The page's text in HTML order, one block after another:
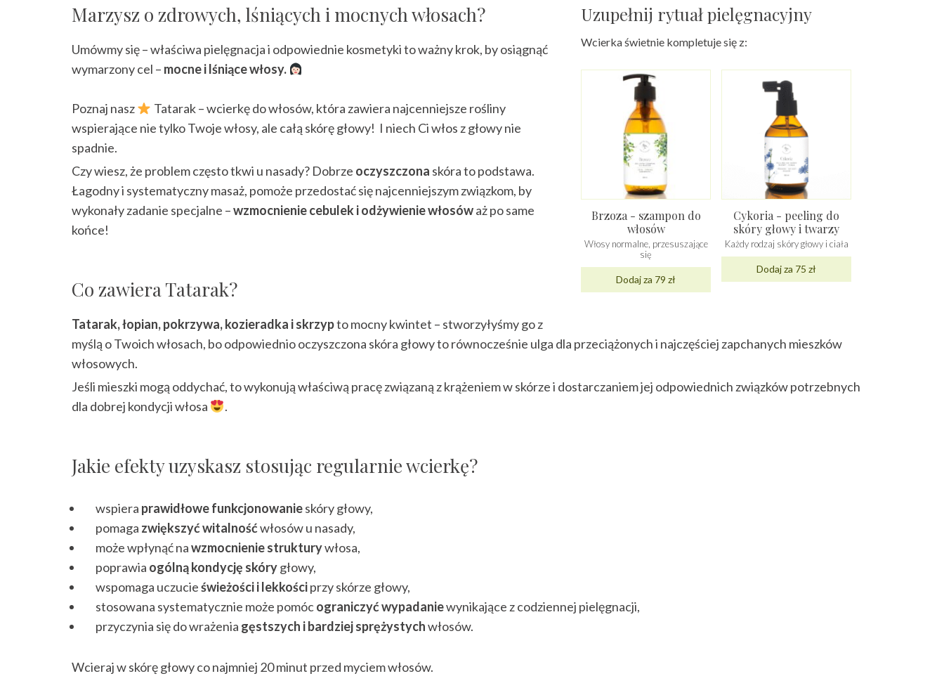
Uzupełnij rytuał pielęgnacyjny
Wcierka świetnie kompletuje się z:
Brzoza - szampon do
włosów
Włosy normalne, przesuszające
się
Dodaj za 79 zł
Cykoria - peeling do
skóry głowy i twarzy
Każdy rodzaj skóry głowy i ciała
Dodaj za 75 zł
Marzysz o zdrowych, lśniących i mocnych włosach?
Umówmy się – właściwa pielęgnacja i odpowiednie kosmetyki to ważny krok, by osiągnąć
wymarzony cel – mocne i lśniące włosy.
Poznaj nasz
Tatarak – wcierkę do włosów, która zawiera najcenniejsze rośliny
wspierające nie tylko Twoje włosy, ale całą skórę głowy! I niech Ci włos z głowy nie
spadnie.
Czy wiesz, że problem często tkwi u nasady? Dobrze oczyszczona skóra to podstawa.
Łagodny i systematyczny masaż, pomoże przedostać się najcenniejszym związkom, by
wykonały zadanie specjalne –wzmocnienie cebulek i odżywienie włosóważ po same
końce!
Co zawiera Tatarak?
Tatarak, łopian, pokrzywa, kozieradka i skrzypto mocny kwintet – stworzyłyśmy go z
myślą o Twoich włosach, bo odpowiednio oczyszczona skóra głowy to równocześnie ulga dla przeciążonych i najczęściej zapchanych mieszków
włosowych.
Jeśli mieszki mogą oddychać, to wykonują właściwą pracę związaną z krążeniem w skórze i dostarczaniem jej odpowiednich związków potrzebnych
dla dobrej kondycji włosa
.
Jakie efekty uzyskasz stosując regularnie wcierkę?
wspiera prawidłowe funkcjonowanieskóry głowy,
pomaga zwiększyć witalnośćwłosów u nasady,
może wpłynąć nawzmocnienie strukturywłosa,
poprawia ogólną kondycję skórygłowy,
wspomaga uczucieświeżości i lekkościprzy skórze głowy,
stosowana systematycznie może pomócograniczyć wypadaniewynikające z codziennej pielęgnacji,
przyczynia się do wrażenia gęstszych i bardziej sprężystychwłosów.
Wcieraj w skórę głowy co najmniej 20 minut przed myciem włosów.